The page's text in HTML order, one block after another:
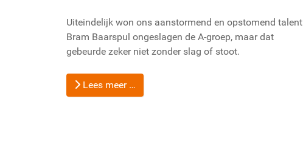
Uiteindelijk won ons aanstormend en opstomend talent
Bram Baarspul ongeslagen de A-groep, maar dat
gebeurde zeker niet zonder slag of stoot.
Lees meer …